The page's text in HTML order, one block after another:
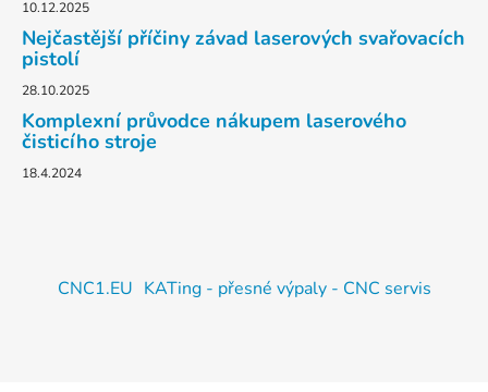
10.12.2025
Nejčastější příčiny závad laserových svařovacích
pistolí
28.10.2025
Komplexní průvodce nákupem laserového
čisticího stroje
18.4.2024
CNC1.EU KATing - přesné výpaly - CNC servis